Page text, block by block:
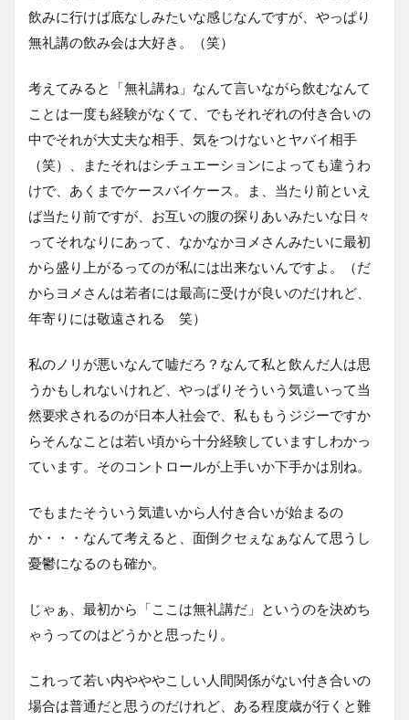
飲みに行けば底なしみたいな感じなんですが、やっぱり
無礼講の飲み会は大好き。（笑）
考えてみると「無礼講ね」なんて言いながら飲むなんて
ことは一度も経験がなくて、でもそれぞれの付き合いの
中でそれが大丈夫な相手、気をつけないとヤバイ相手
（笑）、またそれはシチュエーションによっても違うわ
けで、あくまでケースバイケース。ま、当たり前といえ
ば当たり前ですが、お互いの腹の探りあいみたいな日々
ってそれなりにあって、なかなかヨメさんみたいに最初
から盛り上がるってのが私には出来ないんですよ。（だ
からヨメさんは若者には最高に受けが良いのだけれど、
年寄りには敬遠される 笑）
私のノリが悪いなんて嘘だろ？なんて私と飲んだ人は思
うかもしれないけれど、やっぱりそういう気遣いって当
然要求されるのが日本人社会で、私ももうジジーですか
らそんなことは若い頃から十分経験していますしわかっ
ています。そのコントロールが上手いか下手かは別ね。
でもまたそういう気遣いから人付き合いが始まるの
か・・・なんて考えると、面倒クセぇなぁなんて思うし
憂鬱になるのも確か。
じゃぁ、最初から「ここは無礼講だ」というのを決めち
ゃうってのはどうかと思ったり。
これって若い内やややこしい人間関係がない付き合いの
場合は普通だと思うのだけれど、ある程度歳が行くと難